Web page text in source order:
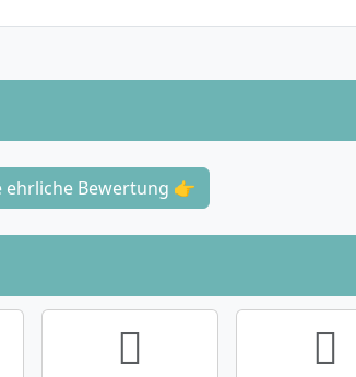
ehrliche Bewertung 👉